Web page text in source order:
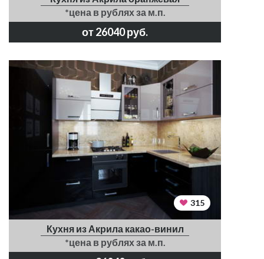
*цена в рублях за м.п.
от 26040 руб.
315
Кухня из Акрила какао-винил
*цена в рублях за м.п.